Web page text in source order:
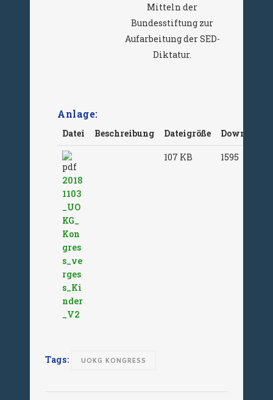
Mitteln der
Bundesstiftung zur
Aufarbeitung der SED-
Diktatur.
Anlage:
Datei Beschreibung Dateigröße Downloads
2018
1103
_UO
KG_
Kon
gres
s_ve
rges
s_Ki
nder
_V2
107 KB 1595
Tags: UOKG KONGRESS